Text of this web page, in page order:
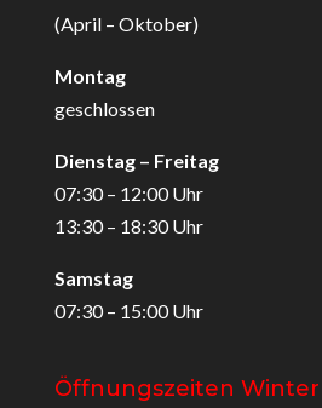
(April – Oktober)
Montag
geschlossen
Dienstag – Freitag
07:30 – 12:00 Uhr
13:30 – 18:30 Uhr
Samstag
07:30 – 15:00 Uhr
Öffnungszeiten Winter